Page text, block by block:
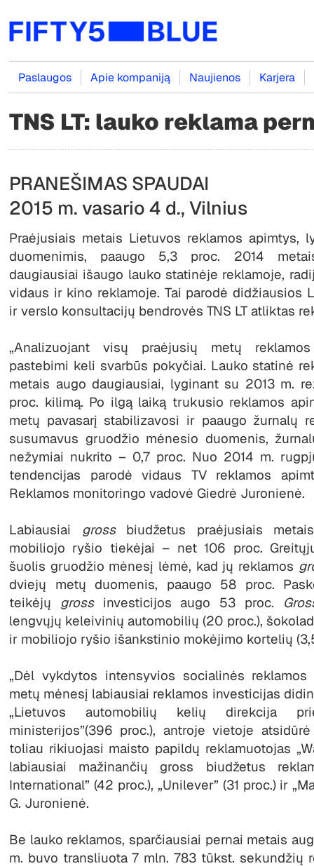
Paslaugos Apie kompaniją Naujienos Karjera
TNS LT: lauko reklama
PRANEŠIMAS SPAUDAI
2015 m. vasario 4 d., Vilnius
Praėjusiais metais Lietuvos reklamos apimtys,
duomenimis, paaugo 5,3 proc. 2014
daugiausiai išaugo lauko statinėje reklamoje,
vidaus ir kino reklamoje. Tai parodė didžiausios
ir verslo konsultacijų bendrovės TNS LT atliktas
„Analizuojant visų praėjusių metų
pastebimi keli svarbūs pokyčiai. Lauko statinė
metais augo daugiausiai, lyginant su 2013 m.
proc. kilimą. Po ilgą laiką trukusio reklamos
metų pavasarį stabilizavosi ir paaugo žurnalų
susumavus gruodžio mėnesio duomenis,
nežymiai nukrito – 0,7 proc. Nuo 2014 m.
tendencijas parodė vidaus TV reklamos
Reklamos monitoringo vadovė Giedrė Juronienė.
Labiausiai grossbiudžetus praėjusiais
mobiliojo ryšio tiekėjai – net 106 proc.
šuolis gruodžio mėnesį lėmė, kad jų reklamos
dviejų metų duomenis, paaugo 58 proc.
teikėjų grossinvesticijos augo 53 proc.
lengvųjų keleivinių automobilių (20 proc.),
ir mobiliojo ryšio išankstinio mokėjimo kortelių
„Dėl vykdytos intensyvios socialinės
metų mėnesį labiausiai reklamos investicijas
„Lietuvos automobilių kelių direkcija
ministerijos”(396 proc.), antroje vietoje atsidūrė
toliau rikiuojasi maisto papildų reklamuotojas
labiausiai mažinančių gross biudžetus
International” (42 proc.), „Unilever” (31 proc.) ir
G. Juronienė.
Be lauko reklamos, sparčiausiai pernai metais
m. buvo transliuota 7 mln. 783 tūkst. sekundžių